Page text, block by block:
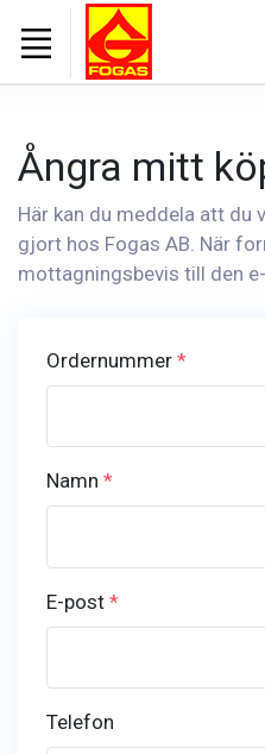
Ångra mitt
Här kan du meddela att du
gjort hos Fogas AB. När
mottagningsbevis till den
Ordernummer *
Namn *
E-post *
Telefon